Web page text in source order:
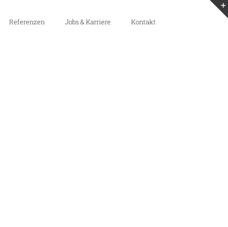
Referenzen Jobs & Karriere Kontakt